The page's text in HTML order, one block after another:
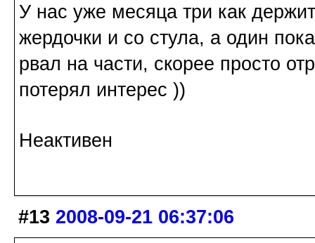
У нас уже месяца три как
жердочки и со стула, а один
рвал на части, скорее просто
потерял интерес ))
Неактивен
#13 2008-09-21 06:37:06